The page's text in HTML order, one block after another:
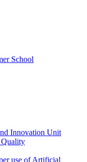
School
Innovation Unit
use of Artificial